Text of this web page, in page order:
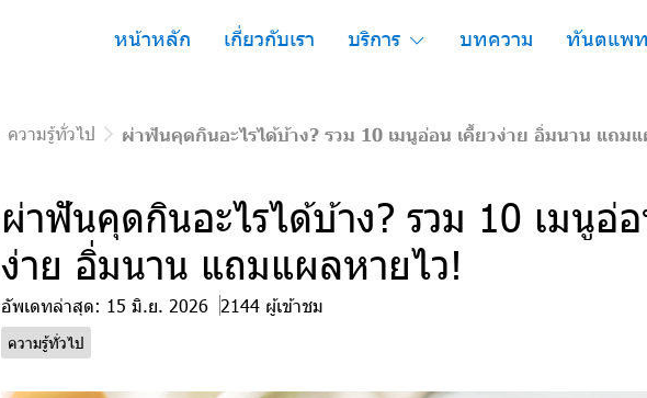
หน้าหลัก เกี่ยวกับเรา บริการ บทความ ทันตแพ
ความรู้ทั่วไป ผ่าฟันคุดกินอะไรได้บ้าง? รวม 10 เมนูอ่อน เคี้ยวง่าย อิ่มนาน แถม
ผ่าฟันคุดกินอะไรได้บ้าง? รวม 10 เมนูอ่
ง่าย อิ่มนาน แถมแผลหายไว!
อัพเดทล่าสุด: 15 มิ.ย. 2026 2144 ผู้เข้าชม
ความรู้ทั่วไป